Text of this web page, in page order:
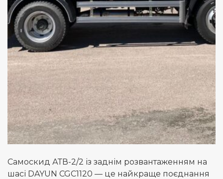
Самоскид АТВ-2/2 із заднім розвантаженням на
шасі DAYUN CGC1120 — це найкраще поєднання